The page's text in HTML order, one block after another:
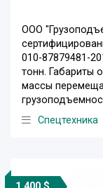
ООО
010-87879481-
тонн. Габариты
массы
Спецтехника